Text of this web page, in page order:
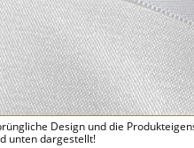
Design und die
unten dargestellt!